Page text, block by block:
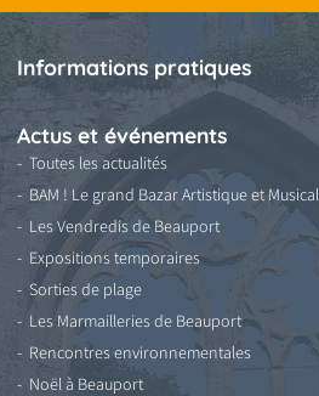
Informations pratiques
Actus et événements
Toutes les actualités
BAM ! Le grand Bazar Artistique et Musical
Les Vendredis de Beauport
Expositions temporaires
Sorties de plage
Les Marmailleries de Beauport
Rencontres environnementales
Noël à Beauport